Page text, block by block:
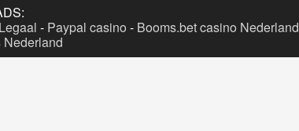
- Paypal casino - Booms.bet casino Nederland